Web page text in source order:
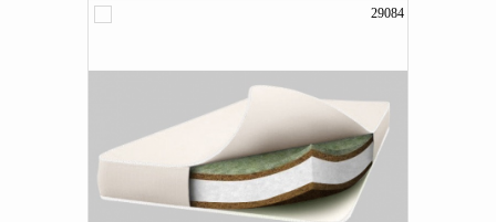
29084